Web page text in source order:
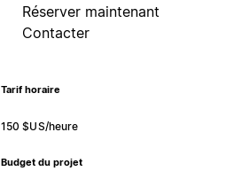
Réserver maintenant
Contacter
Tarif horaire
150 $US/heure
Budget du projet